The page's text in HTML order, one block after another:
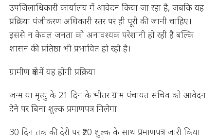
उपजिलाधिकारी कार्यालय में आवेदन किया जा रहा है, जबकि यह
प्रक्रिया पंजीकरण अधिकारी स्तर पर ही पूरी की जानी चाहिए।
इससे न केवल जनता को अनावश्यक परेशानी हो रही है बल्कि
शासन की प्रतिष्ठा भी प्रभावित हो रही है।
ग्रामीण क्षेत्र में यह होगी प्रक्रिया
जन्म या मृत्यु के 21 दिन के भीतर ग्राम पंचायत सचिव को आवेदन
देने पर बिना शुल्क प्रमाणपत्र मिलेगा।
30 दिन तक की देरी पर ₹20 शुल्क के साथ प्रमाणपत्र जारी किया